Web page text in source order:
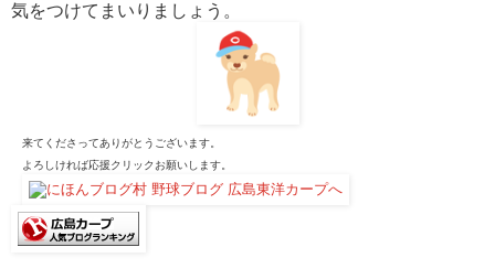
気をつけてまいりましょう。
来てくださってありがとうございます。
よろしければ応援クリックお願いします。